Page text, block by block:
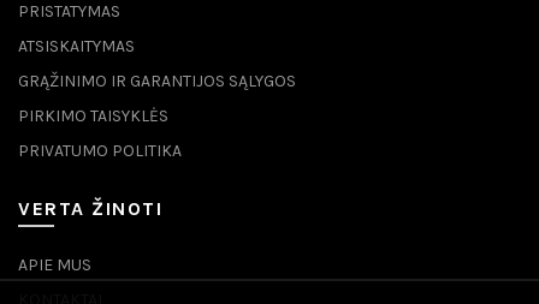
PRISTATYMAS
ATSISKAITYMAS
GRĄŽINIMO IR GARANTIJOS SĄLYGOS
PIRKIMO TAISYKLĖS
PRIVATUMO POLITIKA
VERTA ŽINOTI
APIE MUS